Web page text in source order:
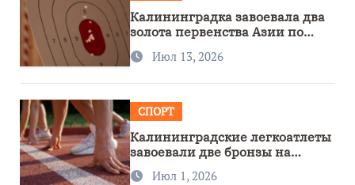
Калининградка завоевала два
золота первенства Азии по
метанию ножа
Июл 13, 2026
СПОРТ
Калининградские легкоатлеты
завоевали две бронзы на
первенстве России
Июл 1, 2026